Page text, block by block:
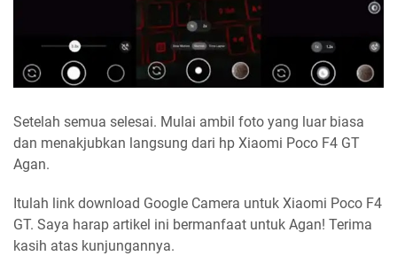
Setelah semua selesai. Mulai ambil foto yang luar biasa
dan menakjubkan langsung dari hp Xiaomi Poco F4 GT
Agan.
Itulah link download Google Camera untuk Xiaomi Poco F4
GT. Saya harap artikel ini bermanfaat untuk Agan! Terima
kasih atas kunjungannya.